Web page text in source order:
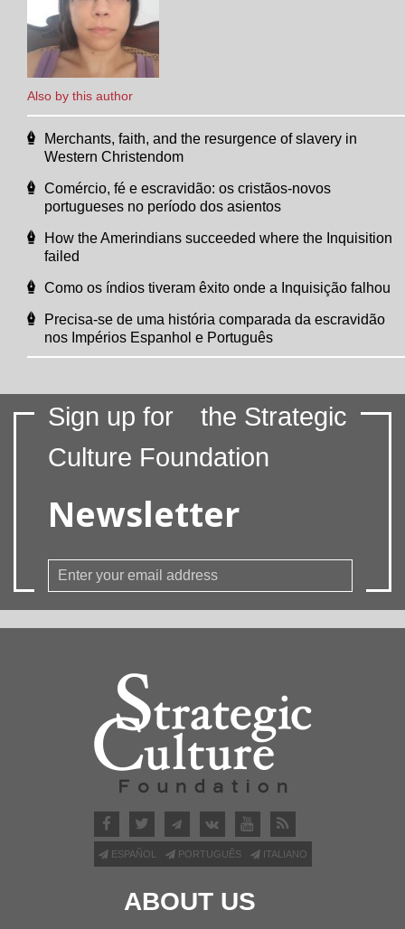
Also by this author
Merchants, faith, and the resurgence of slavery in
Western Christendom
Comércio, fé e escravidão: os cristãos-novos
portugueses no período dos asientos
How the Amerindians succeeded where the Inquisition
failed
Como os índios tiveram êxito onde a Inquisição falhou
Precisa-se de uma história comparada da escravidão
nos Impérios Espanhol e Português
Sign up for
the Strategic
Culture Foundation
Newsletter
ESPAÑOL PORTUGUÊS ITALIANO
ABOUT US